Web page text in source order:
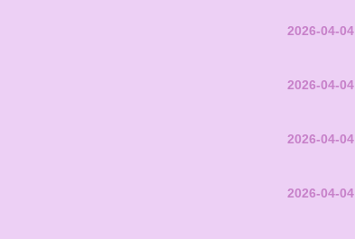
2026-04-04
2026-04-04
2026-04-04
2026-04-04